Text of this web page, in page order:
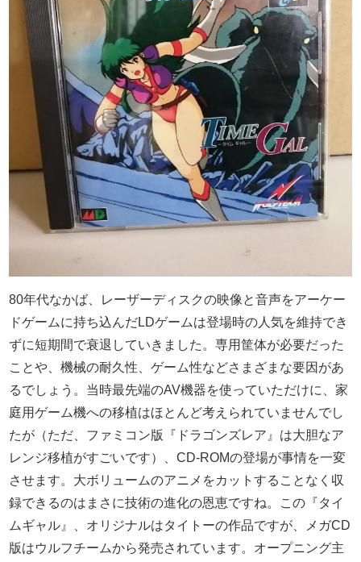
80年代なかば、レーザーディスクの映像と音声をアーケー
ドゲームに持ち込んだLDゲームは登場時の人気を維持でき
ずに短期間で衰退していきました。専用筐体が必要だった
ことや、機械の耐久性、ゲーム性などさまざまな要因があ
るでしょう。当時最先端のAV機器を使っていただけに、家
庭用ゲーム機への移植はほとんど考えられていませんでし
たが（ただ、ファミコン版『ドラゴンズレア』は大胆なア
レンジ移植がすごいです）、CD-ROMの登場が事情を一変
させます。大ボリュームのアニメをカットすることなく収
録できるのはまさに技術の進化の恩恵ですね。この『タイ
ムギャル』、オリジナルはタイトーの作品ですが、メガCD
版はウルフチームから発売されています。オープニング主